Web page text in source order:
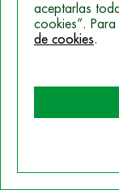
aceptarlas
cookies”.
de cookies.